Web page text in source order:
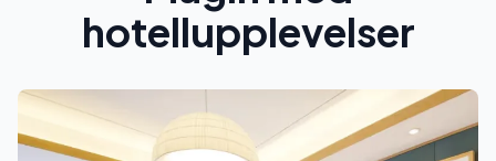
hotellupplevelser